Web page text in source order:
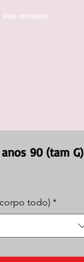
Vale-presente
90 (tam G)
todo) *